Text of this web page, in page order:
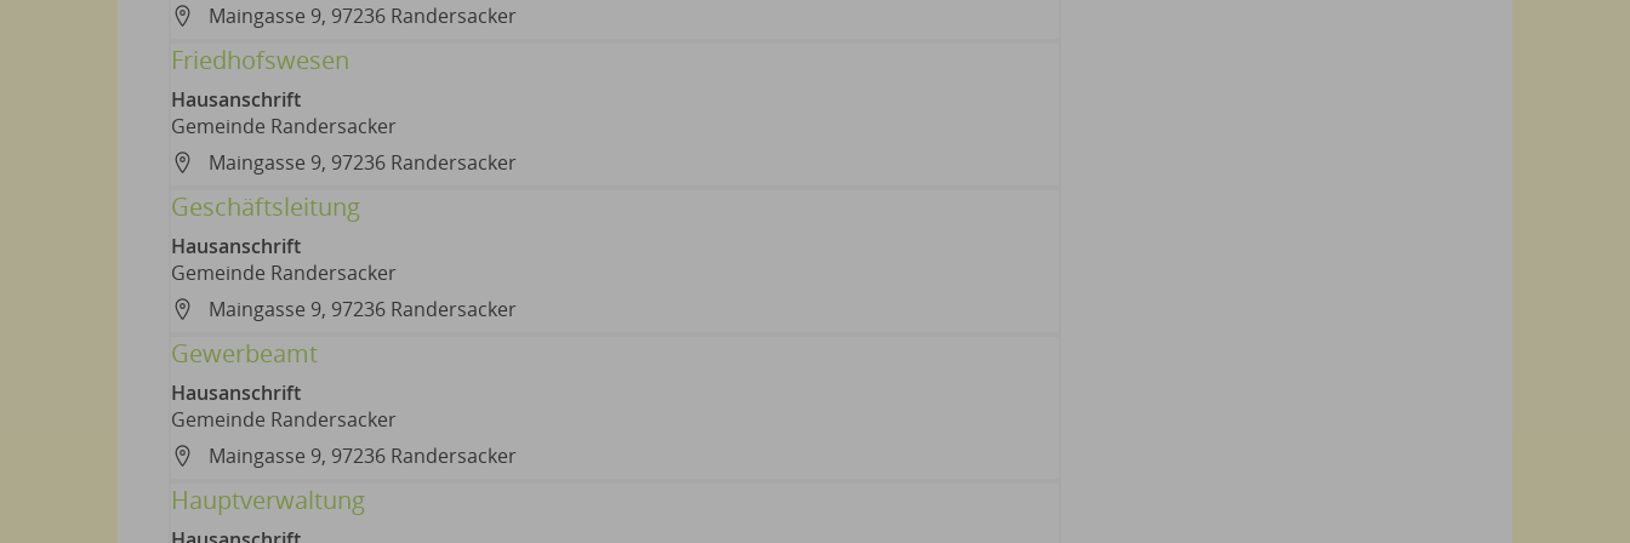
Maingasse 9, 97236 Randersacker
Friedhofswesen
Hausanschrift
Gemeinde Randersacker
Maingasse 9, 97236 Randersacker
Geschäftsleitung
Hausanschrift
Gemeinde Randersacker
Maingasse 9, 97236 Randersacker
Gewerbeamt
Hausanschrift
Gemeinde Randersacker
Maingasse 9, 97236 Randersacker
Hauptverwaltung